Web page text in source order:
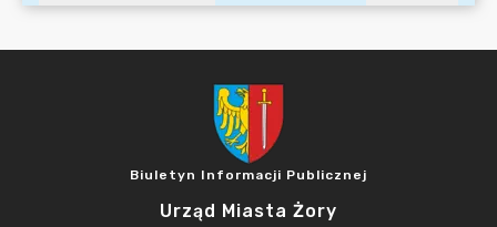
Biuletyn Informacji Publicznej
Urząd Miasta Żory